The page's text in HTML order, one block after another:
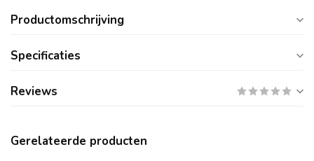
Productomschrijving
Specificaties
Reviews
Gerelateerde producten